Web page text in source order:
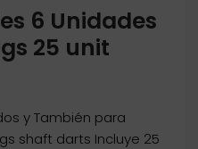
6 Unidades
25 unit
y También para
shaft darts Incluye 25